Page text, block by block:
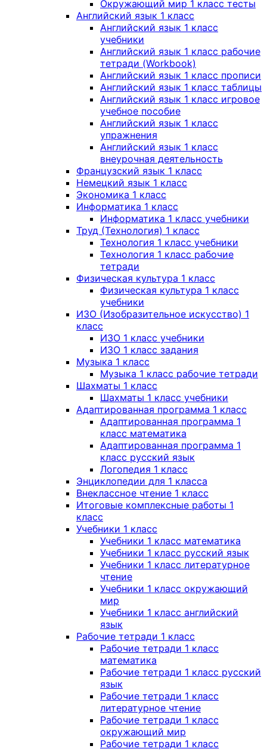
Окружающий мир 1 класс тесты
Английский язык 1 класс
Английский язык 1 класс
учебники
Английский язык 1 класс рабочие
тетради (Workbook)
Английский язык 1 класс прописи
Английский язык 1 класс таблицы
Английский язык 1 класс игровое
учебное пособие
Английский язык 1 класс
упражнения
Английский язык 1 класс
внеурочная деятельность
Французский язык 1 класс
Немецкий язык 1 класс
Экономика 1 класс
Информатика 1 класс
Информатика 1 класс учебники
Труд (Технология) 1 класс
Технология 1 класс учебники
Технология 1 класс рабочие
тетради
Физическая культура 1 класс
Физическая культура 1 класс
учебники
ИЗО (Изобразительное искусство) 1
класс
ИЗО 1 класс учебники
ИЗО 1 класс задания
Музыка 1 класс
Музыка 1 класс рабочие тетради
Шахматы 1 класс
Шахматы 1 класс учебники
Адаптированная программа 1 класс
Адаптированная программа 1
класс математика
Адаптированная программа 1
класс русский язык
Логопедия 1 класс
Энциклопедии для 1 класса
Внеклассное чтение 1 класс
Итоговые комплексные работы 1
класс
Учебники 1 класс
Учебники 1 класс математика
Учебники 1 класс русский язык
Учебники 1 класс литературное
чтение
Учебники 1 класс окружающий
мир
Учебники 1 класс английский
язык
Рабочие тетради 1 класс
Рабочие тетради 1 класс
математика
Рабочие тетради 1 класс русский
язык
Рабочие тетради 1 класс
литературное чтение
Рабочие тетради 1 класс
окружающий мир
Рабочие тетради 1 класс